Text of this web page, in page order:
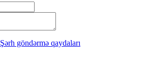
Şərh göndərmə qaydaları